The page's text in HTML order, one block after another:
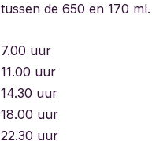
tussen de 650 en 170 ml.
7.00 uur
11.00 uur
14.30 uur
18.00 uur
22.30 uur